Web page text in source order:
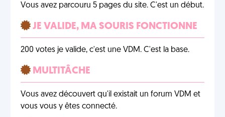
Vous avez parcouru 5 pages du site. C'est un début.
JE VALIDE, MA SOURIS FONCTIONNE
200 votes je valide, c'est une VDM. C'est la base.
MULTITÂCHE
Vous avez découvert qu'il existait un forum VDM et
vous vous y êtes connecté.